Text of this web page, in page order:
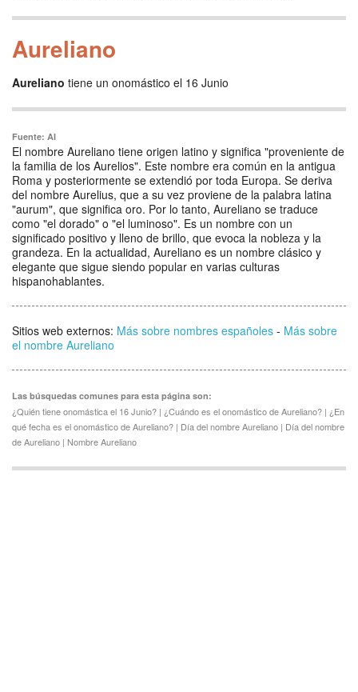
Aureliano
Aureliano tiene un onomástico el 16 Junio
Fuente: AI
El nombre Aureliano tiene origen latino y significa "proveniente de
la familia de los Aurelios". Este nombre era común en la antigua
Roma y posteriormente se extendió por toda Europa. Se deriva
del nombre Aurelius, que a su vez proviene de la palabra latina
"aurum", que significa oro. Por lo tanto, Aureliano se traduce
como "el dorado" o "el luminoso". Es un nombre con un
significado positivo y lleno de brillo, que evoca la nobleza y la
grandeza. En la actualidad, Aureliano es un nombre clásico y
elegante que sigue siendo popular en varias culturas
hispanohablantes.
Sitios web externos: Más sobre nombres españoles - Más sobre
el nombre Aureliano
Las búsquedas comunes para esta página son:
¿Quién tiene onomástica el 16 Junio? | ¿Cuándo es el onomástico de Aureliano? | ¿En
qué fecha es el onomástico de Aureliano? | Día del nombre Aureliano | Día del nombre
de Aureliano | Nombre Aureliano